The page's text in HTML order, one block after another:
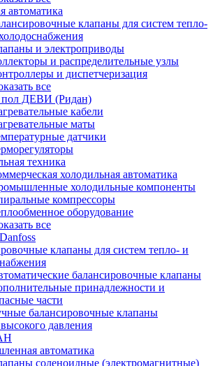
автоматика
клапаны для систем тепло-
и электроприводы
и распределительные узлы
и диспетчеризация
все
ДЕВИ (Ридан)
кабели
маты
датчики
техника
холодильная автоматика
холодильные компоненты
компрессоры
оборудование
все
клапаны для систем тепло- и
балансировочные клапаны
принадлежности и
части
балансировочные клапаны
давления
автоматика
соленоидные (электромагнитные)